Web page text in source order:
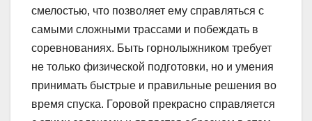
смелостью, что позволяет ему справляться с
самыми сложными трассами и побеждать в
соревнованиях. Быть горнолыжником требует
не только физической подготовки, но и умения
принимать быстрые и правильные решения во
время спуска. Горовой прекрасно справляется